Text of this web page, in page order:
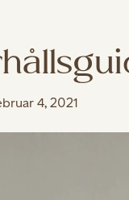
4, 2021